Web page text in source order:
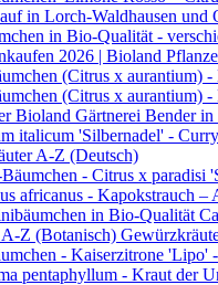
in Lorch-Waldhausen und
in Bio-Qualität -
2026 | Bioland
(Citrus x aurantium)
(Citrus x aurantium)
Bioland Gärtnerei Bender in
italicum 'Silbernadel' -
A-Z (Deutsch)
- Citrus x paradisi
africanus - Kapokstrauch
in Bio-Qualität
A-Z (Botanisch)
- Kaiserzitrone
pentaphyllum - Kraut der